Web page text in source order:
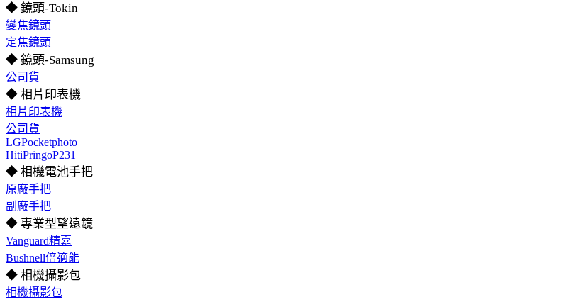
◆ 鏡頭-Tokin
變焦鏡頭
定焦鏡頭
◆ 鏡頭-Samsung
公司貨
◆ 相片印表機
相片印表機
公司貨
LGPocketphoto
HitiPringoP231
◆ 相機電池手把
原廠手把
副廠手把
◆ 專業型望遠鏡
Vanguard精嘉
Bushnell倍適能
◆ 相機攝影包
相機攝影包